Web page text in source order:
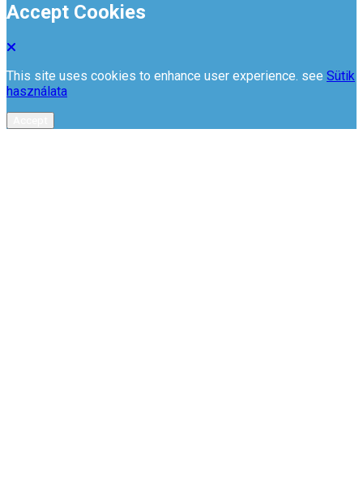
Accept Cookies
This site uses cookies to enhance user experience. see Sütik
használata